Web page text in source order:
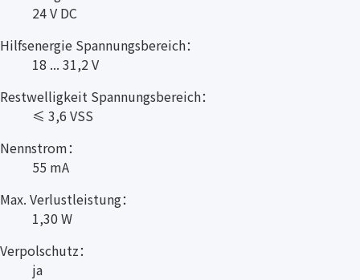
24 V DC
Hilfsenergie Spannungsbereich：
18 ... 31,2 V
Restwelligkeit Spannungsbereich：
≤ 3,6 VSS
Nennstrom：
55 mA
Max. Verlustleistung：
1,30 W
Verpolschutz：
ja